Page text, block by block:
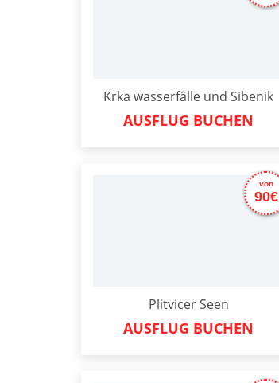
Krka wasserfälle und Sibenik
AUSFLUG BUCHEN
Plitvicer Seen
von
90€
AUSFLUG BUCHEN